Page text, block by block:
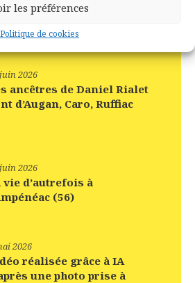
les préférences
Politique de cookies
2026
ancêtres de Daniel Rialet
d’Augan, Caro, Ruffiac
2026
vie d’autrefois à
(56)
2026
réalisée grâce à IA
une photo prise à